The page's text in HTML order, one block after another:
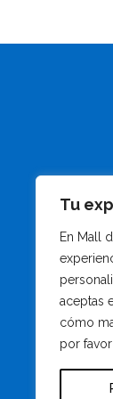
Tu
En Mall
aceptas
cómo
por